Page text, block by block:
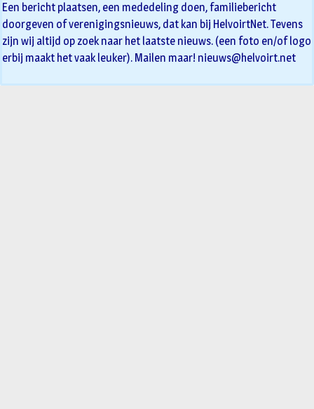
Een bericht plaatsen, een mededeling doen, familiebericht
doorgeven of verenigingsnieuws, dat kan bij HelvoirtNet. Tevens
zijn wij altijd op zoek naar het laatste nieuws. (een foto en/of logo
erbij maakt het vaak leuker). Mailen maar! nieuws@helvoirt.net